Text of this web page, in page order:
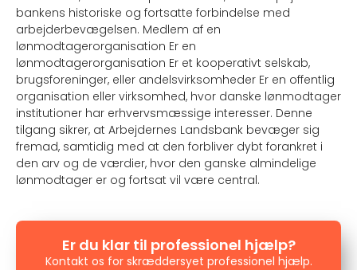
bankens historiske og fortsatte forbindelse med
arbejderbevægelsen. Medlem af en
lønmodtagerorganisation Er en
lønmodtagerorganisation Er et kooperativt selskab,
brugsforeninger, eller andelsvirksomheder Er en offentlig
organisation eller virksomhed, hvor danske lønmodtager
institutioner har erhvervsmæssige interesser. Denne
tilgang sikrer, at Arbejdernes Landsbank bevæger sig
fremad, samtidig med at den forbliver dybt forankret i
den arv og de værdier, hvor den ganske almindelige
lønmodtager er og fortsat vil være central.
Er du klar til professionel hjælp?
Kontakt os for skræddersyet professionel hjælp.